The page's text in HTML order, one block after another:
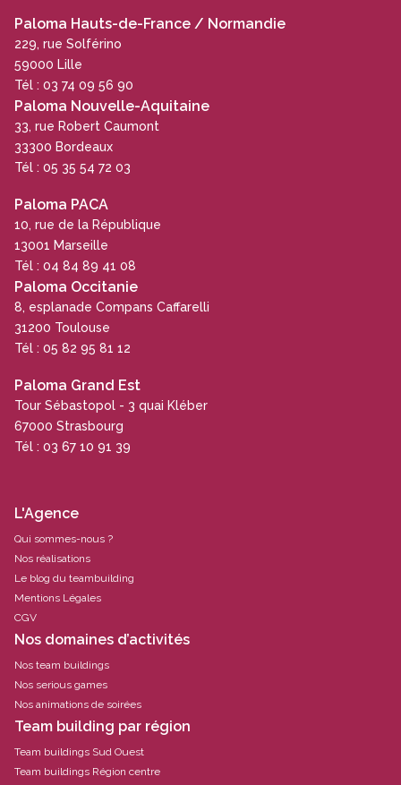
Paloma Hauts-de-France / Normandie
229, rue Solférino
59000 Lille
Tél : 03 74 09 56 90
Paloma Nouvelle-Aquitaine
33, rue Robert Caumont
33300 Bordeaux
Tél : 05 35 54 72 03
Paloma PACA
10, rue de la République
13001 Marseille
Tél : 04 84 89 41 08
Paloma Occitanie
8, esplanade Compans Caffarelli
31200 Toulouse
Tél : 05 82 95 81 12
Paloma Grand Est
Tour Sébastopol - 3 quai Kléber
67000 Strasbourg
Tél : 03 67 10 91 39
L'Agence
Qui sommes-nous ?
Nos réalisations
Le blog du teambuilding
Mentions Légales
CGV
Nos domaines d’activités
Nos team buildings
Nos serious games
Nos animations de soirées
Team building par région
Team buildings Sud Ouest
Team buildings Région centre